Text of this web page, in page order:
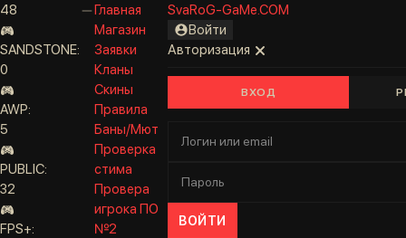
48
SANDSTONE:
0
AWP:
5
PUBLIC:
32
FPS+:
Главная
Магазин
Заявки
Кланы
Скины
Правила
Баны/Мют
Проверка
стима
Провера
игрока ПО
№2
SvaRoG-GaMe.COM
Войти
Авторизация
ВХОД
ВОЙТИ